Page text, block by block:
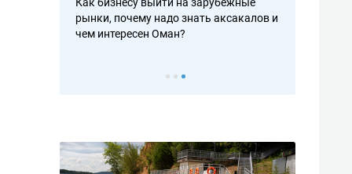
рынки, почему надо знать аксакалов и
чем интересен Оман?